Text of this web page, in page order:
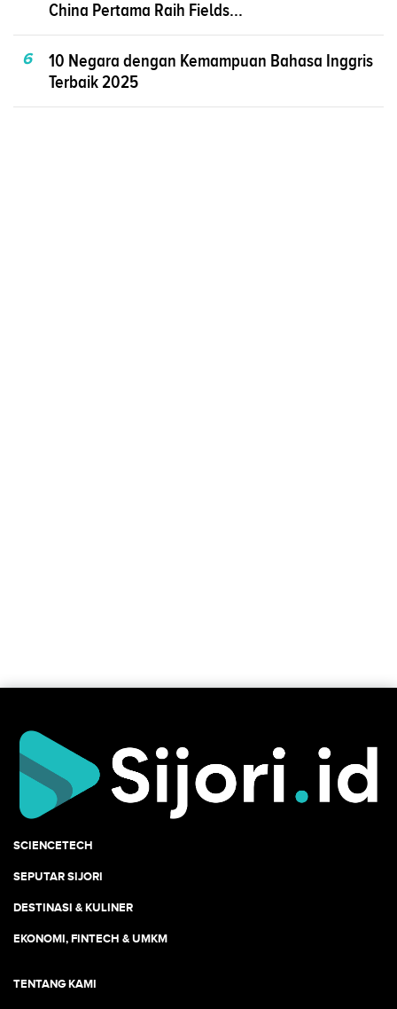
China Pertama Raih Fields...
6
10 Negara dengan Kemampuan Bahasa Inggris
Terbaik 2025
SCIENCETECH
SEPUTAR SIJORI
DESTINASI & KULINER
EKONOMI, FINTECH & UMKM
TENTANG KAMI